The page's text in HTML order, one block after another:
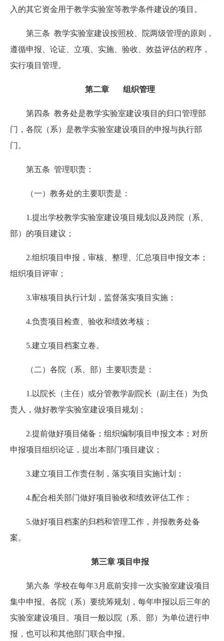
入的其它资金用于教学实验室等教学条件建设的项目。
第三条 教学实验室建设按照校、院两级管理的原则，
遵循申报、论证、立项、实施、验收、效益评估的程序，
实行项目管理。
第二章 组织管理
第四条 教务处是教学实验室建设项目的归口管理部
门，各院（系）是教学实验室建设项目的申报与执行部
门。
第五条 管理职责：
（一）教务处的主要职责是：
1.提出学校教学实验室建设项目规划以及跨院（系、
部）的项目建议；
2.组织项目申报，审核、整理、汇总项目申报文本；
组织项目评审；
3.审核项目执行计划，监督落实项目实施；
4.负责项目检查、验收和绩效考核；
5.建立项目档案立卷。
（二）各院（系、部）主要职责是：
1.以院长（主任）或分管教学副院长（副主任）为负
责人，做好教学实验室建设项目规划；
2.提前做好项目储备；组织编制项目申报文本；对所
申报项目组织论证，提出本部门项目建议；
3.建立项目工作责任制，落实项目实施计划；
4.配合相关部门做好项目验收和绩效评估工作；
5.做好项目档案的归档和管理工作，并报教务处备
案。
第三章 项目申报
第六条 学校在每年3月底前安排一次实验室建设项目
集中申报。各院（系）要统筹规划，每年申报以后三年的
实验室建设项目。项目一般以院（系、部）为单位进行申
报，也可以和其他部门联合申报。